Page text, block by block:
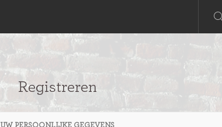
Registreren